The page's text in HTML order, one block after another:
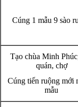
Cúng 1 mẫu 9 sào
Tạo chùa Minh
quán, chợ
Cúng tiến ruộng mới
mẫu